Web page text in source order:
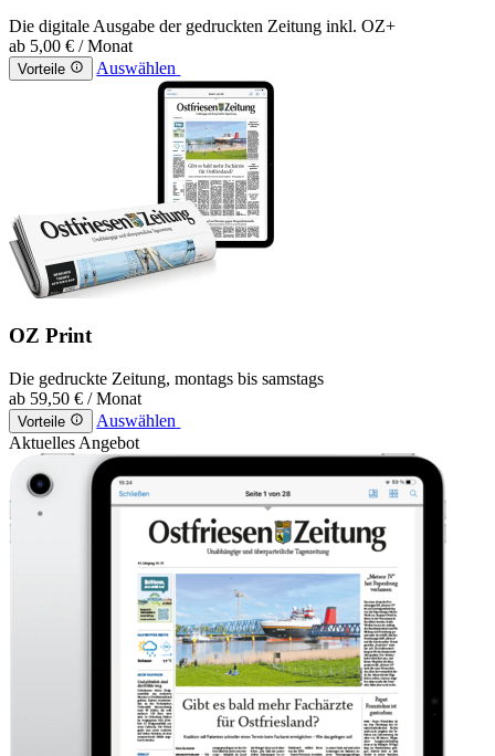
Die digitale Ausgabe der gedruckten Zeitung inkl. OZ+
ab 5,00 € / Monat
Vorteile Auswählen
OZ Print
Die gedruckte Zeitung, montags bis samstags
ab 59,50 € / Monat
Vorteile
Auswählen
Aktuelles Angebot